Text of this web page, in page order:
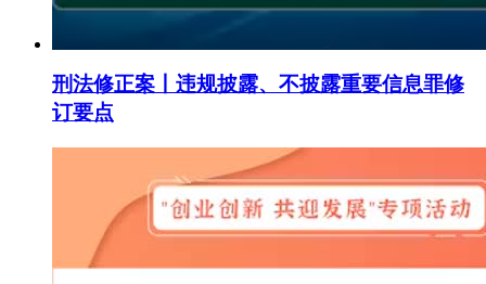
刑法修正案丨违规披露、不披露重要信息罪修
订要点